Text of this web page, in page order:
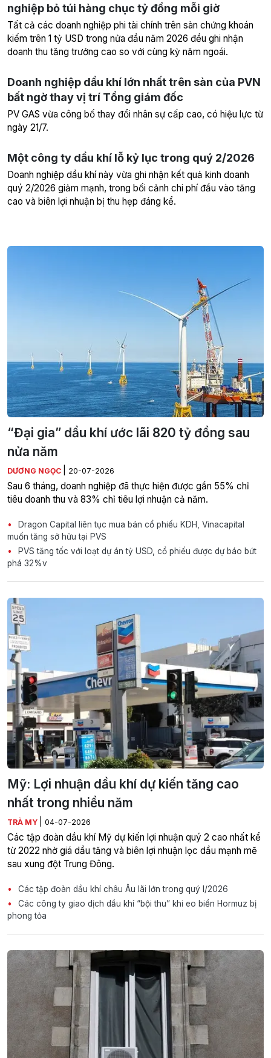
nghiệp bỏ túi hàng chục tỷ đồng mỗi giờ
Tất cả các doanh nghiệp phi tài chính trên sàn chứng khoán
kiếm trên 1 tỷ USD trong nửa đầu năm 2026 đều ghi nhận
doanh thu tăng trưởng cao so với cùng kỳ năm ngoái.
Doanh nghiệp dầu khí lớn nhất trên sàn của PVN
bất ngờ thay vị trí Tổng giám đốc
PV GAS vừa công bố thay đổi nhân sự cấp cao, có hiệu lực từ
ngày 21/7.
Một công ty dầu khí lỗ kỷ lục trong quý 2/2026
Doanh nghiệp dầu khí này vừa ghi nhận kết quả kinh doanh
quý 2/2026 giảm mạnh, trong bối cảnh chi phí đầu vào tăng
cao và biên lợi nhuận bị thu hẹp đáng kể.
“Đại gia” dầu khí ước lãi 820 tỷ đồng sau
nửa năm
DƯƠNG NGỌC 20-07-2026
Sau 6 tháng, doanh nghiệp đã thực hiện được gần 55% chỉ
tiêu doanh thu và 83% chỉ tiêu lợi nhuận cả năm.
Dragon Capital liên tục mua bán cổ phiếu KDH, Vinacapital
muốn tăng sở hữu tại PVS
PVS tăng tốc với loạt dự án tỷ USD, cổ phiếu được dự báo bứt
phá 32%v
Mỹ: Lợi nhuận dầu khí dự kiến tăng cao
nhất trong nhiều năm
TRÀ MY 04-07-2026
Các tập đoàn dầu khí Mỹ dự kiến lợi nhuận quý 2 cao nhất kể
từ 2022 nhờ giá dầu tăng và biên lợi nhuận lọc dầu mạnh mẽ
sau xung đột Trung Đông.
Các tập đoàn dầu khí châu Âu lãi lớn trong quý I/2026
Các công ty giao dịch dầu khí “bội thu” khi eo biển Hormuz bị
phong tỏa